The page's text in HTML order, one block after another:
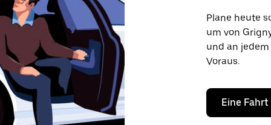
Plane heute
um von
und an jedem
Voraus.
Eine